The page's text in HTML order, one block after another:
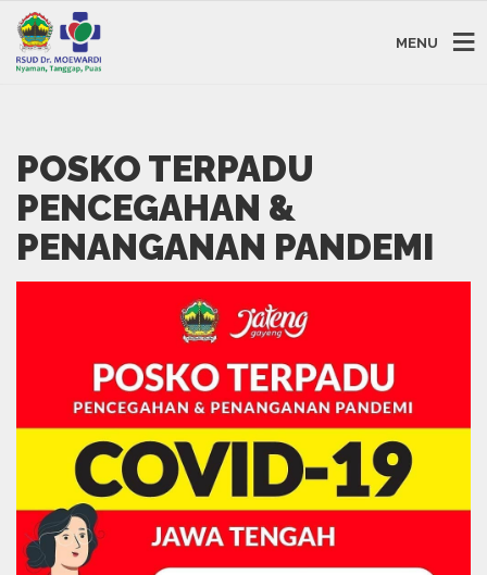
MENU
POSKO TERPADU
PENCEGAHAN &
PENANGANAN PANDEMI